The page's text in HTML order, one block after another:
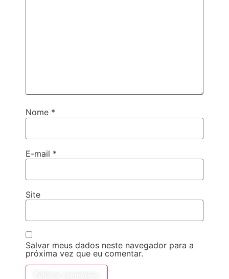
Nome *
E-mail *
Site
Salvar meus dados neste navegador para a
próxima vez que eu comentar.